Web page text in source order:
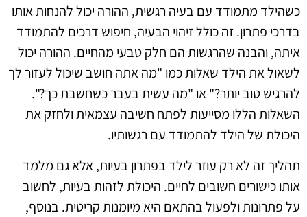
כשהילד מתמודד עם בעיה רגשית, ההורה יכול להנחות אותו
בדרכי פתרון. זה כולל זיהוי הבעיה, חיפוש דרכים להתמודד
איתה, והבנה שהרגשות הם חלק טבעי מהחיים. ההורה יכול
לשאול את הילד שאלות כמו "מה אתה חושב שיכול לעזור לך
להרגיש טוב יותר?" או "מה עשית בעבר כשחשבת כך?".
השאלות הללו מסייעות לפתח חשיבה עצמאית ולחזק את
היכולת של הילד להתמודד עם רגשותיו.
תהליך זה לא רק עוזר לילד בפתרון בעיות, אלא גם מלמד
אותו כישורים חשובים לחיים. היכולת לזהות בעיות, לחשוב
על פתרונות ולפעול בהתאם היא מיומנות קריטית. בנוסף,